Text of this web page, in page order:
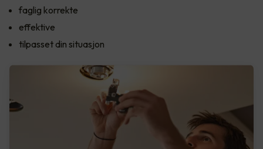
faglig korrekte
effektive
tilpasset din situasjon